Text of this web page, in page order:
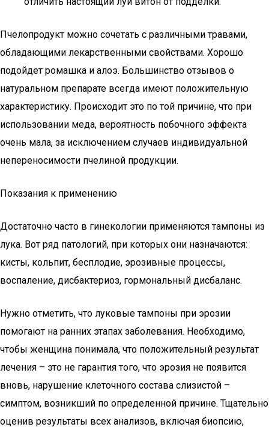
Пчелопродукт можно сочетать с различными травами,
обладающими лекарственными свойствами. Хорошо
подойдет ромашка и алоэ. Большинство отзывов о
натуральном препарате всегда имеют положительную
характеристику. Происходит это по той причине, что при
использовании меда, вероятность побочного эффекта
очень мала, за исключением случаев индивидуальной
непереносимости пчелиной продукции.
Показания к применению
Достаточно часто в гинекологии применяются тампоны из
лука. Вот ряд патологий, при которых они назначаются:
кисты, кольпит, бесплодие, эрозивные процессы,
воспаление, дисбактериоз, гормональный дисбаланс.
Нужно отметить, что луковые тампоны при эрозии
помогают на ранних этапах заболевания. Необходимо,
чтобы женщина понимала, что положительный результат
лечения – это не гарантия того, что эрозия не появится
вновь, нарушение клеточного состава слизистой –
симптом, возникший по определенной причине. Тщательно
оценив результаты всех анализов, включая биопсию,